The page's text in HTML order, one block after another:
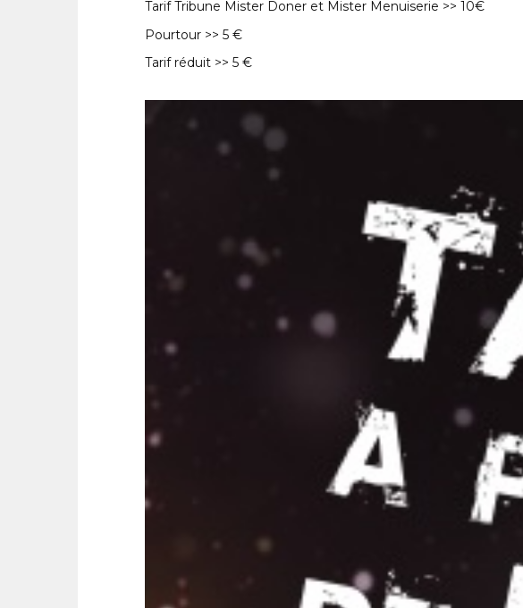
Tarif Tribune Mister Doner et Mister Menuiserie >> 10€
Pourtour >> 5 €
Tarif réduit >> 5 €